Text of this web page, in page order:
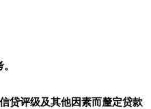
。
贷评级及其他因素而釐定贷款